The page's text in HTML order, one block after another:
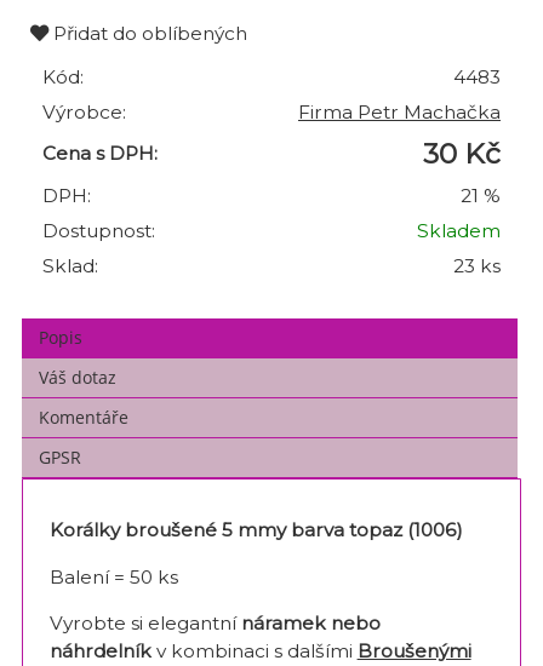
Přidat do oblíbených
Kód:
4483
Výrobce:
Firma Petr Machačka
Cena s DPH:
30 Kč
DPH:
21 %
Dostupnost:
Skladem
Sklad:
23 ks
Popis
Váš dotaz
Komentáře
GPSR
Korálky broušené 5 mmy barva topaz (1006)
Balení = 50 ks
Vyrobte si elegantnínáramek nebo
náhrdelníkv kombinaci s dalšími Broušenými